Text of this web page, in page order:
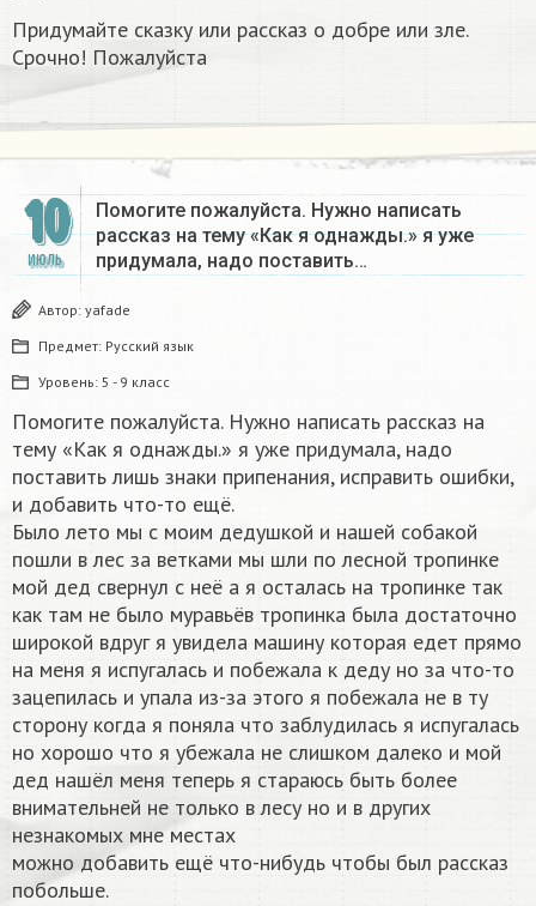
Придумайте сказку или рассказ о добре или зле.
Срочно! Пожалуйста
10
ИЮЛЬ
Помогите пожалуйста. Нужно написать
рассказ на тему «Как я однажды.» я уже
придумала, надо поставить…
Автор: yafade
Предмет: Русский язык
Уровень: 5 - 9 класс
Помогите пожалуйста. Нужно написать рассказ на
тему «Как я однажды.» я уже придумала, надо
поставить лишь знаки припенания, исправить ошибки,
и добавить что-то ещё.
Было лето мы с моим дедушкой и нашей собакой
пошли в лес за ветками мы шли по лесной тропинке
мой дед свернул с неё а я осталась на тропинке так
как там не было муравьёв тропинка была достаточно
широкой вдруг я увидела машину которая едет прямо
на меня я испугалась и побежала к деду но за что-то
зацепилась и упала из-за этого я побежала не в ту
сторону когда я поняла что заблудилась я испугалась
но хорошо что я убежала не слишком далеко и мой
дед нашёл меня теперь я стараюсь быть более
внимательней не только в лесу но и в других
незнакомых мне местах
можно добавить ещё что-нибудь чтобы был рассказ
побольше.